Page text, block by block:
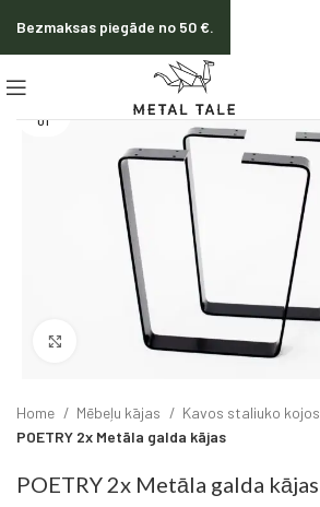
UT
Click to enlarge
Home Mēbeļu kājas
Kavos staliuko kojos
POETRY 2x Metāla galda kājas
POETRY 2x Metāla galda kājas
Bezmaksas piegāde no 50 €.